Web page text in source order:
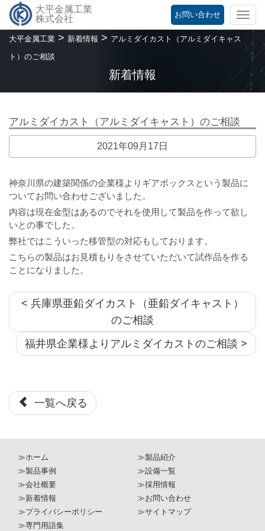
お問い合わせ
大平金属工業
株式会社
大平金属工業 > 新着情報 > アルミダイカスト（アルミダイキャス
ト）のご相談
新着情報
アルミダイカスト（アルミダイキャスト）のご相談
2021年09月17日
神奈川県の建築関係の企業様よりギアボックスという製品に
ついてお問い合わせございました。
内容は現在金型はあるのでそれを使用して製品を作って欲し
いとの事でした。
弊社ではこういった移管型の対応もしております。
こちらの製品はお見積もりをさせていただいて試作品を作る
ことになりました。
< 兵庫県亜鉛ダイカスト（亜鉛ダイキャスト）
のご相談
福井県企業様よりアルミダイカストのご相談 >
一覧へ戻る
≫ホーム
≫製品紹介
≫製品事例
≫設備一覧
≫会社概要
≫採用情報
≫新着情報
≫お問い合わせ
≫プライバシーポリシー
≫サイトマップ
≫専門用語集